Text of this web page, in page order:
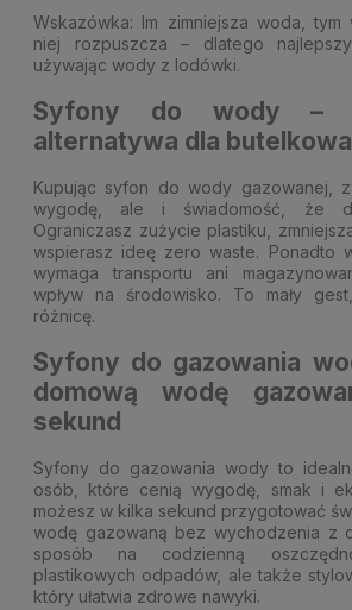
Wskazówka: Im zimniejsza woda,
niej rozpuszcza – dlatego
używając wody z lodówki.
Syfony do wody –
alternatywa dla
Kupując syfon do wody gazowanej,
wygodę, ale i świadomość, że
Ograniczasz zużycie plastiku,
wspierasz ideę zero waste. Ponadto
wymaga transportu ani
wpływ na środowisko. To mały
różnicę.
Syfony do gazowania
domową wodę
sekund
Syfony do gazowania wody to
osób, które cenią wygodę, smak i
możesz w kilka sekund przygotować
wodę gazowaną bez wychodzenia z
sposób na codzienną
plastikowych odpadów, ale także
który ułatwia zdrowe nawyki.